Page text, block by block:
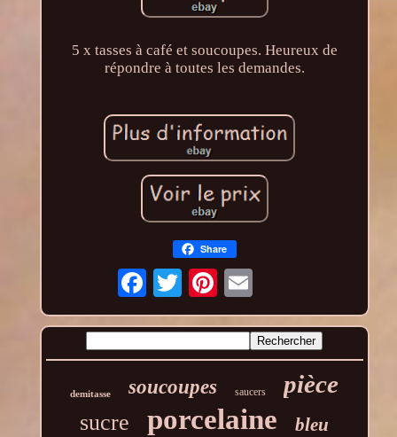
5 x tasses à café et soucoupes. Heureux de
répondre à toutes les demandes.
Share
demitasse soucoupes saucers pièce
sucre porcelaine bleu